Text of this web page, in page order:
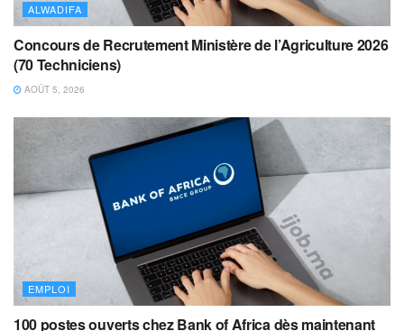
ALWADIFA
Concours de Recrutement Ministère de l’Agriculture 2026
(70 Techniciens)
AOÛT 5, 2026
EMPLOI
100 postes ouverts chez Bank of Africa dès maintenant